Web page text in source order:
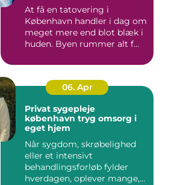
At få en tatovering i
København handler i dag om
meget mere end blot blæk i
huden. Byen rummer alt f...
06. Apr
Privat sygepleje
københavn tryg omsorg i
eget hjem
Når sygdom, skrøbelighed
eller et intensivt
behandlingsforløb fylder
hverdagen, oplever mange,